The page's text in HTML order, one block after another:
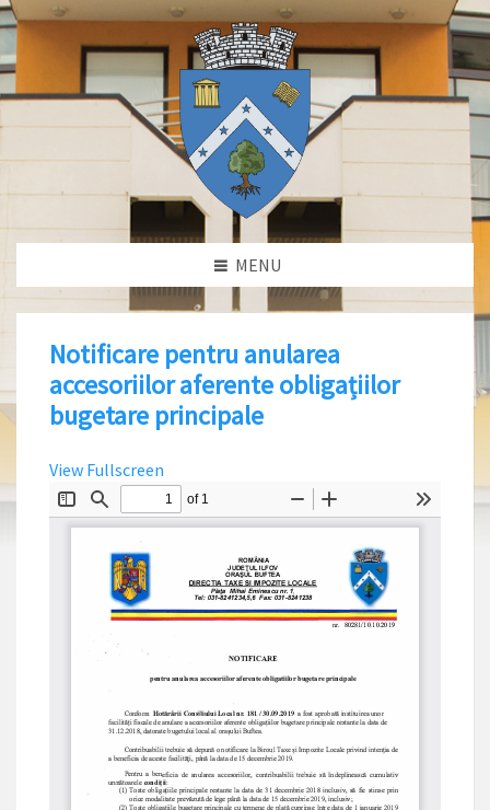
MENU
Notificare pentru anularea
accesoriilor aferente obligațiilor
bugetare principale
View Fullscreen